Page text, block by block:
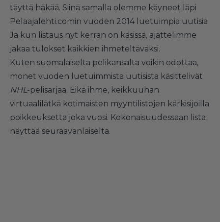
täyttä häkää. Siinä samalla olemme käyneet läpi
Pelaajalehti.comin vuoden 2014 luetuimpia uutisia
Ja kun listaus nyt kerran on käsissä, ajattelimme
jakaa tulokset kaikkien ihmeteltäväksi.
Kuten suomalaiselta pelikansalta voikin odottaa,
monet vuoden luetuimmista uutisista käsittelivät
NHL -pelisarjaa. Eikä ihme, keikkuuhan
virtuaalilätkä kotimaisten myyntilistojen kärkisijoilla
poikkeuksetta joka vuosi. Kokonaisuudessaan lista
näyttää seuraavanlaiselta.